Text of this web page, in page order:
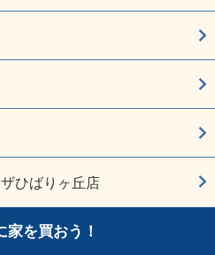
ひばりヶ丘店
を買おう！